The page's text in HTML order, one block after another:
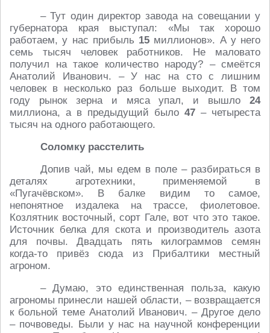
– Тут один директор завода на совещании у
губернатора края выступал: «Мы так хорошо
работаем, у нас прибыль 15 миллионов». А у него
семь тысяч человек работников. Не маловато
получил на такое количество народу? – смеётся
Анатолий Иванович. – У нас на сто с лишним
человек в несколько раз больше выходит. В том
году рынок зерна и мяса упал, и вышло 24
миллиона, а в предыдущий было 47 – четыреста
тысяч на одного работающего.
Соломку расстелить
Допив чай, мы едем в поле – разбираться в
деталях агротехники, применяемой в
«Пугачёвском». В балке видим то самое,
непонятное издалека на трассе, фиолетовое.
Козлятник восточный, сорт Гале, вот что это такое.
Источник белка для скота и производитель азота
для почвы. Двадцать пять килограммов семян
когда-то привёз сюда из Прибалтики местный
агроном.
– Думаю, это единственная польза, какую
агрономы принесли нашей области, – возвращается
к больной теме Анатолий Иванович. – Другое дело
– почвоведы. Были у нас на научной конференции